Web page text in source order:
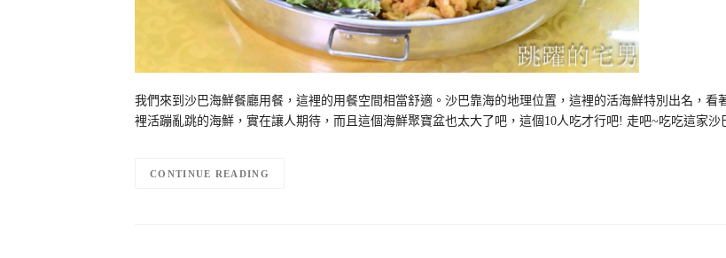
我們來到沙巴海鮮餐廳用餐，這裡的用餐空間相當舒適。沙巴靠海的地理位置，這裡的活海鮮特別出名，看
裡活蹦亂跳的海鮮，實在讓人期待，而且這個海鮮聚寶盆也太大了吧，這個10人吃才行吧! 走吧~吃吃這家沙
CONTINUE READING